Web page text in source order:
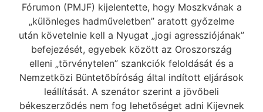
Fórumon (PMJF) kijelentette, hogy Moszkvának a
„különleges hadműveletben” aratott győzelme
után követelnie kell a Nyugat „jogi agressziójának”
befejezését, egyebek között az Oroszország
elleni „törvénytelen” szankciók feloldását és a
Nemzetközi Büntetőbíróság által indított eljárások
leállítását. A szenátor szerint a jövőbeli
békeszerződés nem fog lehetőséget adni Kijevnek